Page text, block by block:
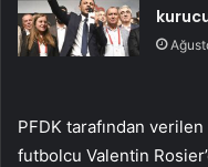
PFDK tarafından verilen
futbolcu Valentin